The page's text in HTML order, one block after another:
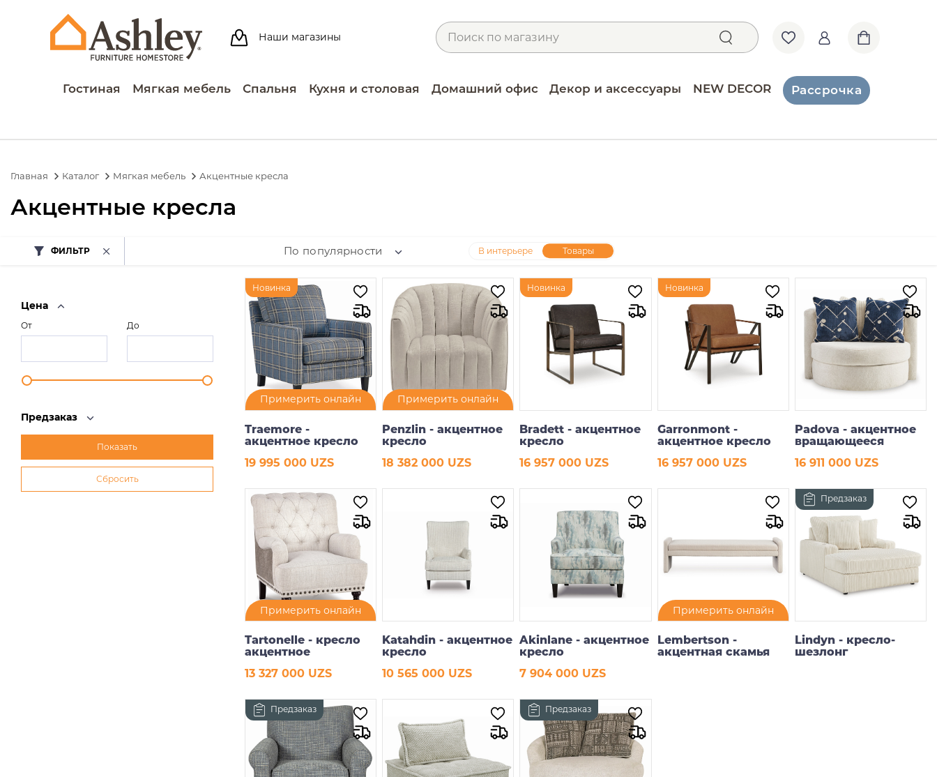
Наши магазины
Гостиная Мягкая мебель Спальня Кухня и столовая Домашний офис Декор и аксессуары NEW DECOR Рассрочка
Главная Каталог Мягкая мебель Акцентные кресла
Акцентные кресла
ФИЛЬТР По популярности В интерьере Товары
Цена
От До
Предзаказ
Новинка
Примерить онлайн
Traemore -
акцентное кресло
19 995 000 UZS
В корзину
Примерить онлайн
Penzlin - акцентное
кресло
18 382 000 UZS
В корзину
Новинка
Bradett - акцентное
кресло
16 957 000 UZS
В корзину
Новинка
Garronmont -
акцентное кресло
16 957 000 UZS
В корзину
Padova - акцентное
вращающееся
16 911 000 UZS
В корзину
Примерить онлайн
Tartonelle - кресло
акцентное
13 327 000 UZS
В корзину
Katahdin - акцентное
кресло
10 565 000 UZS
В корзину
Akinlane - акцентное
кресло
7 904 000 UZS
В корзину
Примерить онлайн
Lembertson -
акцентная скамья
Предзаказ
Lindyn - кресло-
шезлонг
Предзаказ
Предзаказ